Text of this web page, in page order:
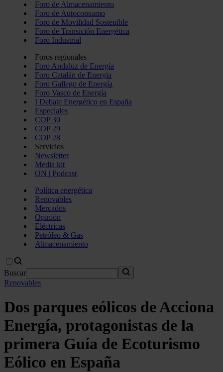
Foro de Almacenamiento
Foro de Autoconsumo
Foro de Movilidad Sostenible
Foro de Transición Energética
Foro Industrial
Foros regionales
Foro Andaluz de Energía
Foro Catalán de Energía
Foro Gallego de Energía
Foro Vasco de Energía
I Debate Energético en España
Especiales
COP 30
COP 29
COP 28
Servicios
Newsletter
Media kit
ON | Podcast
Política energética
Renovables
Mercados
Opinión
Eléctricas
Petróleo & Gas
Almacenamiento
Buscar
Renovables
Dos parques eólicos de Acciona
Energía, protagonistas de la
primera Guía de Ecoturismo
Eólico en España